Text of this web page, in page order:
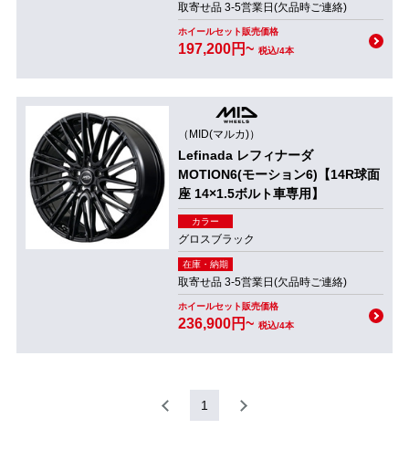
取寄せ品 3-5営業日(欠品時ご連絡)
ホイールセット販売価格
197,200円~ 税込/4本
（MID(マルカ)）
Lefinada レフィナーダ
MOTION6(モーション6)【14R球面
座 14×1.5ボルト車専用】
カラー
グロスブラック
在庫・納期
取寄せ品 3-5営業日(欠品時ご連絡)
ホイールセット販売価格
236,900円~ 税込/4本
1